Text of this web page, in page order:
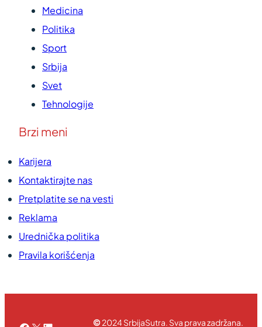
Medicina
Politika
Sport
Srbija
Svet
Tehnologije
Brzi meni
Karijera
Kontaktirajte nas
Pretplatite se na vesti
Reklama
Urednička politika
Pravila korišćenja
©2024 SrbijaSutra. Sva prava zadržana.